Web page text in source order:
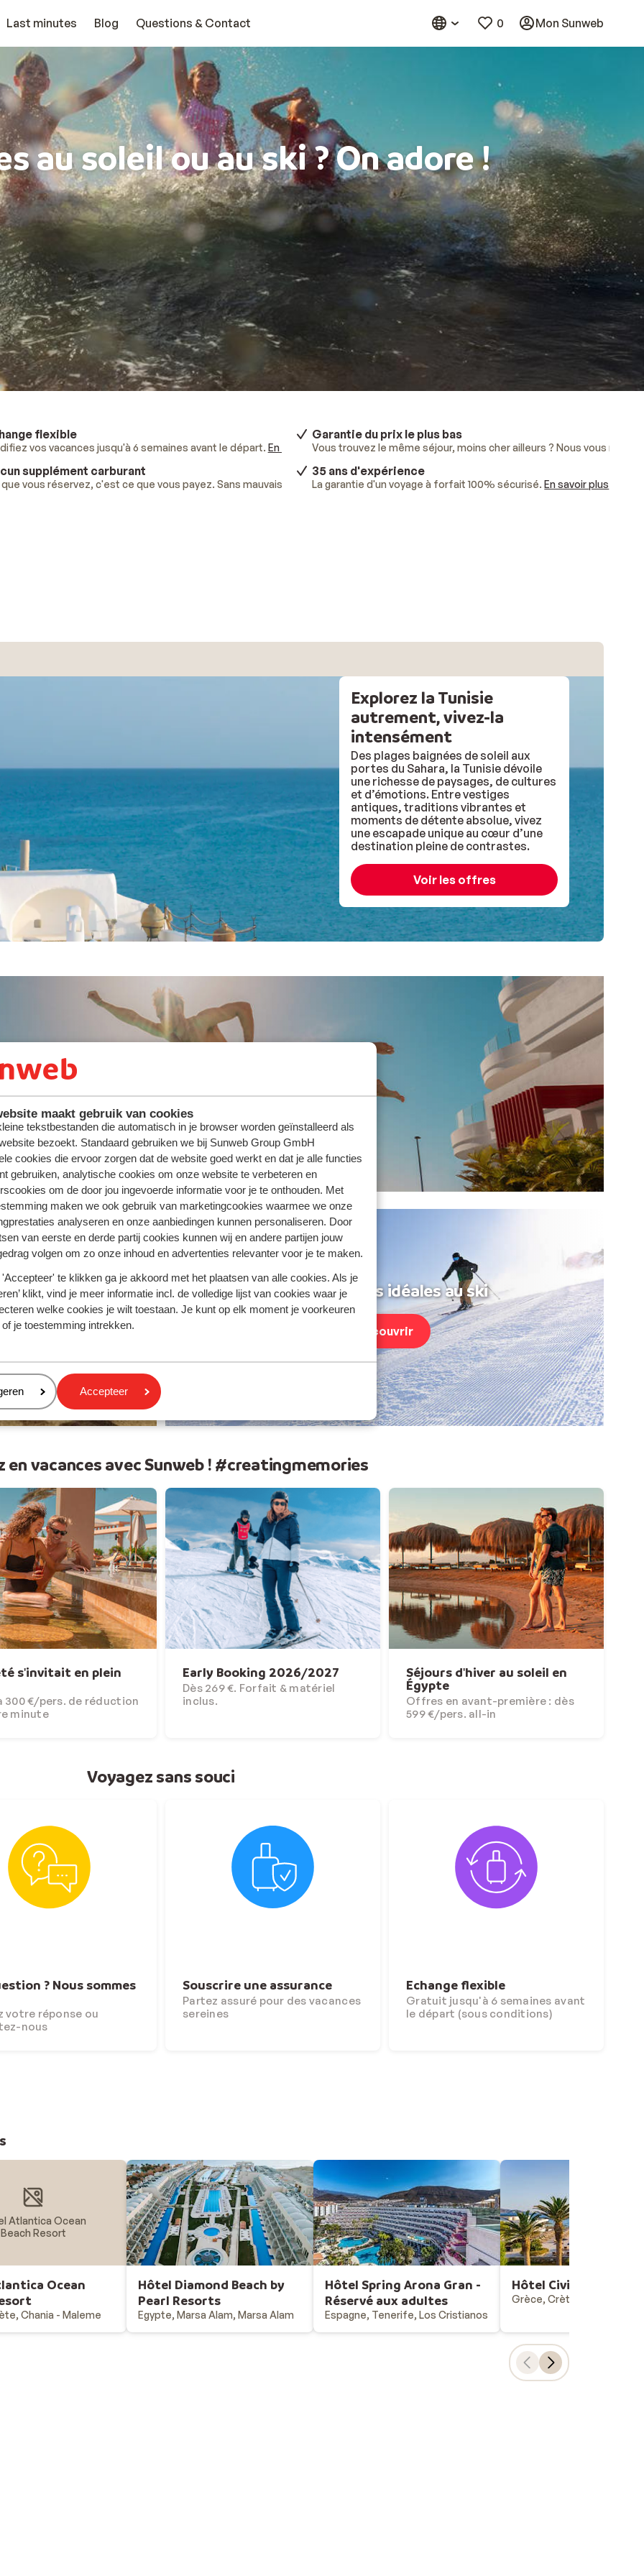
maakt gebruik van cookies
tekstbestanden die automatisch in je browser worden geïnstalleerd als
bezoekt. Standaard gebruiken we bij Sunweb Group GmbH
cookies die ervoor zorgen dat de website goed werkt en dat je alle functies
gebruiken, analytische cookies om onze website te verbeteren en
om de door jou ingevoerde informatie voor je te onthouden. Met
maken we ook gebruik van marketingcookies waarmee we onze
analyseren en onze aanbiedingen kunnen personaliseren. Door
van eerste en derde partij cookies kunnen wij en andere partijen jouw
volgen om zo onze inhoud en advertenties relevanter voor je te maken.
'Accepteer' te klikken ga je akkoord met het plaatsen van alle cookies. Als je
klikt, vind je meer informatie incl. de volledige lijst van cookies waar je
welke cookies je wilt toestaan. Je kunt op elk moment je voorkeuren
je toestemming intrekken.
Accepteer
Last minutes Blog Questions & Contact 0 Mon Sunweb
au soleil ou au ski ? On adore !
flexible
vos vacances jusqu'à 6 semaines avant le départ. En savoir plus.
Garantie du prix le plus bas
Vous trouvez le même séjour, moins cher ailleurs ? Nous vous
supplément carburant
vous réservez, c'est ce que vous payez. Sans mauvaises surprises.En savoir plus.
35 ans d'expérience
La garantie d'un voyage à forfait 100% sécurisé.En savoir plus
Explorez la Tunisie
autrement, vivez-la
intensément
Des plages baignées de soleil aux
portes du Sahara, la Tunisie dévoile
une richesse de paysages, de cultures
et d’émotions. Entre vestiges
antiques, traditions vibrantes et
moments de détente absolue, vivez
une escapade unique au cœur d’une
destination pleine de contrastes.
Voir les offres
: jusqu'à -300 €/pers.
soleil Vos vacances idéales au ski
Découvrir
en vacances avec Sunweb ! #creatingmemories
s'invitait en plein
300 €/pers. de réduction
minute
Early Booking 2026/2027
Dès 269 €. Forfait & matériel
inclus.
Séjours d'hiver au soleil en
Égypte
Offres en avant-première : dès
599 €/pers. all-in
Voyagez sans souci
? Nous sommes
votre réponse ou
nous
Souscrire une assurance
Partez assuré pour des vacances
sereines
Echange flexible
Gratuit jusqu'à 6 semaines avant
le départ (sous conditions)
Atlantica Ocean
Beach Resort
Ocean
Chania - Maleme
Hôtel Diamond Beach by
Pearl Resorts
Egypte, Marsa Alam, Marsa Alam
Hôtel Spring Arona Gran -
Réservé aux adultes
Espagne, Tenerife, Los Cristianos
Hôtel Civitel Creta
Grèce, Crète, Ammoudara